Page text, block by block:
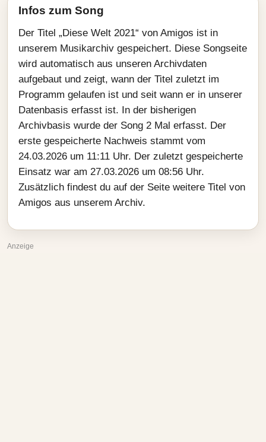
Infos zum Song
Der Titel „Diese Welt 2021“ von Amigos ist in
unserem Musikarchiv gespeichert. Diese Songseite
wird automatisch aus unseren Archivdaten
aufgebaut und zeigt, wann der Titel zuletzt im
Programm gelaufen ist und seit wann er in unserer
Datenbasis erfasst ist. In der bisherigen
Archivbasis wurde der Song 2 Mal erfasst. Der
erste gespeicherte Nachweis stammt vom
24.03.2026 um 11:11 Uhr. Der zuletzt gespeicherte
Einsatz war am 27.03.2026 um 08:56 Uhr.
Zusätzlich findest du auf der Seite weitere Titel von
Amigos aus unserem Archiv.
Anzeige